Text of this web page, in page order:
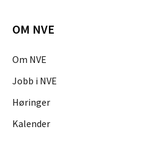
OM NVE
Om NVE
Jobb i NVE
Høringer
Kalender